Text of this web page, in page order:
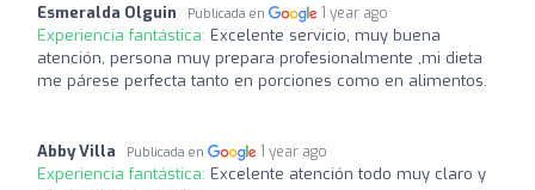
Esmeralda Olguin Publicada en 1 year ago
Experiencia fantástica: Excelente servicio, muy buena
atención, persona muy prepara profesionalmente ,mi dieta
me párese perfecta tanto en porciones como en alimentos.
Abby Villa Publicada en 1 year ago
Experiencia fantástica: Excelente atención todo muy claro y